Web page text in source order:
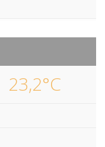
23,2°C